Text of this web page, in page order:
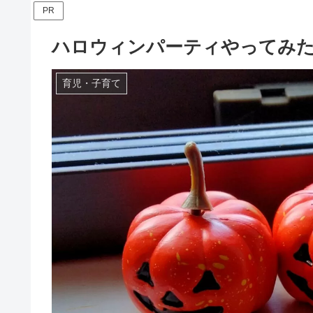
PR
ハロウィンパーティやってみ
育児・子育て